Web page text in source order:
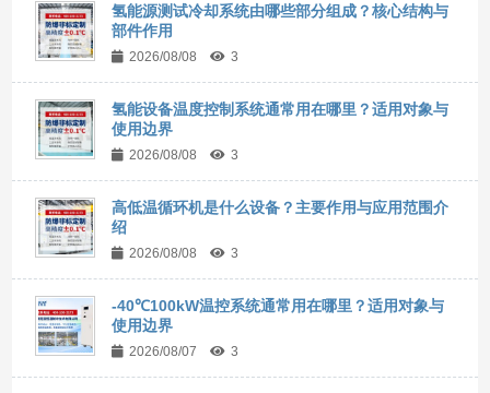
氢能源测试冷却系统由哪些部分组成？核心结构与
部件作用
2026/08/08 3
氢能设备温度控制系统通常用在哪里？适用对象与
使用边界
2026/08/08 3
高低温循环机是什么设备？主要作用与应用范围介
绍
2026/08/08 3
-40℃100kW温控系统通常用在哪里？适用对象与
使用边界
2026/08/07 3